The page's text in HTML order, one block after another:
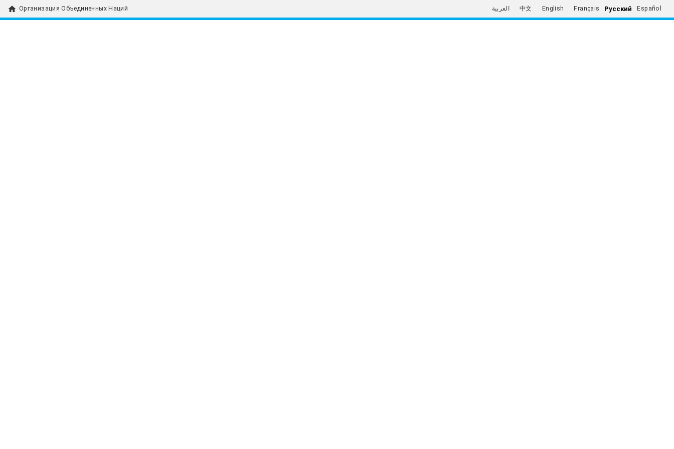
home Организация Объединенных Наций العربية 中文 English Français Русский Español